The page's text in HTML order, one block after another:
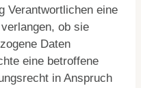
Verantwortlichen eine
ob sie
Daten
eine betroffene
in Anspruch